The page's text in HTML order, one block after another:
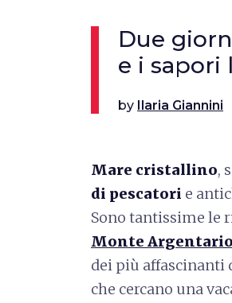
Due
e i sapori
by Ilaria Giannini
Mare cristallino,
di pescatori e
Sono tantissime le
Monte Argentario
dei più affascinanti
che cercano una